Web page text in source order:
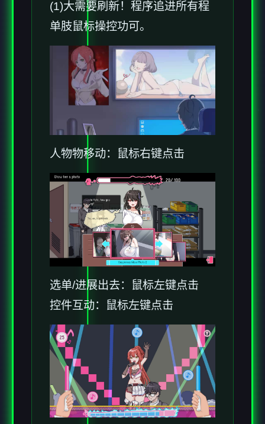
(1)大需要刷新！程序追进所有程
单肢鼠标操控功可。
人物物移动：鼠标右键点击
选单/进展出去：鼠标左键点击
控件互动：鼠标左键点击